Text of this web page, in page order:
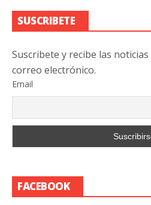
SUSCRIBETE
Suscribete y recibe las
correo electrónico.
Email
FACEBOOK